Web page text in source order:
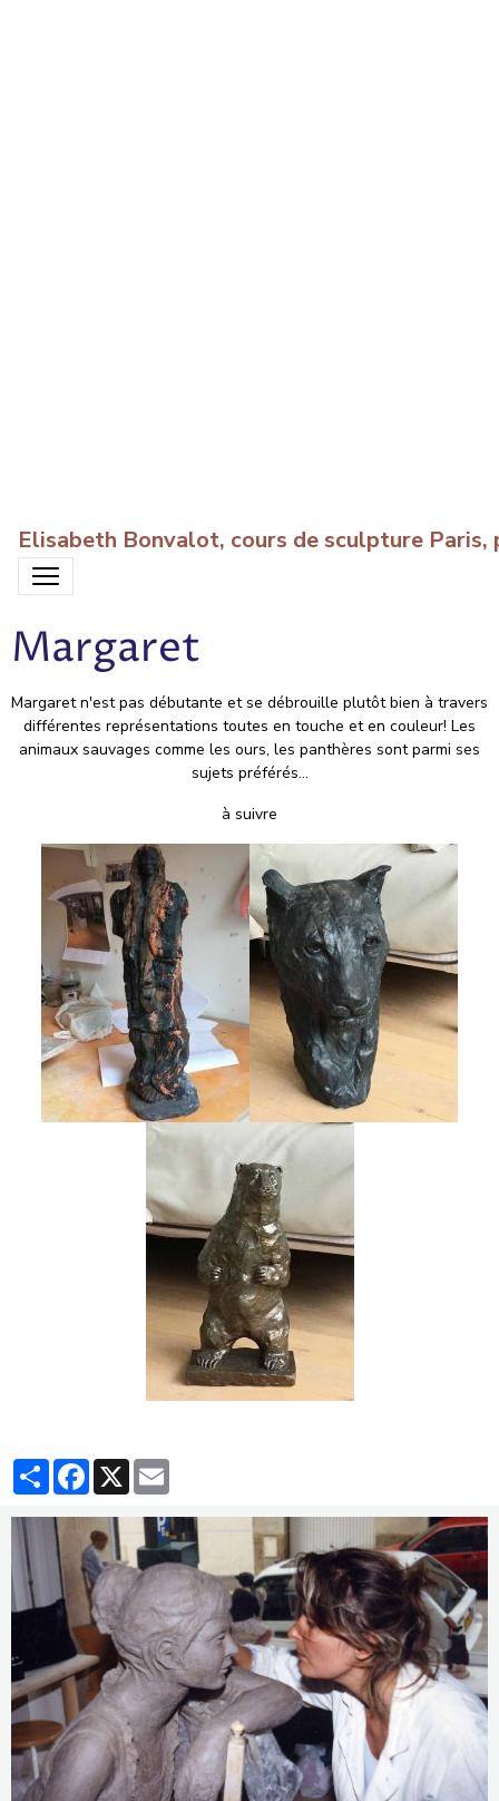
Elisabeth Bonvalot, cours de sculpture
Margaret
Margaret n'est pas débutante et se débrouille plutôt bien à travers
différentes représentations toutes en touche et en couleur! Les
animaux sauvages comme les ours, les panthères sont parmi ses
sujets préférés...
à suivre
PartagerFacebook
X